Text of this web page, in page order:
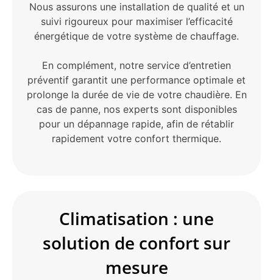
Nous assurons une installation de qualité et un
suivi rigoureux pour maximiser l’efficacité
énergétique de votre système de chauffage.
En complément, notre service d’entretien
préventif garantit une performance optimale et
prolonge la durée de vie de votre chaudière. En
cas de panne, nos experts sont disponibles
pour un dépannage rapide, afin de rétablir
rapidement votre confort thermique.
Climatisation : une
solution de confort sur
mesure